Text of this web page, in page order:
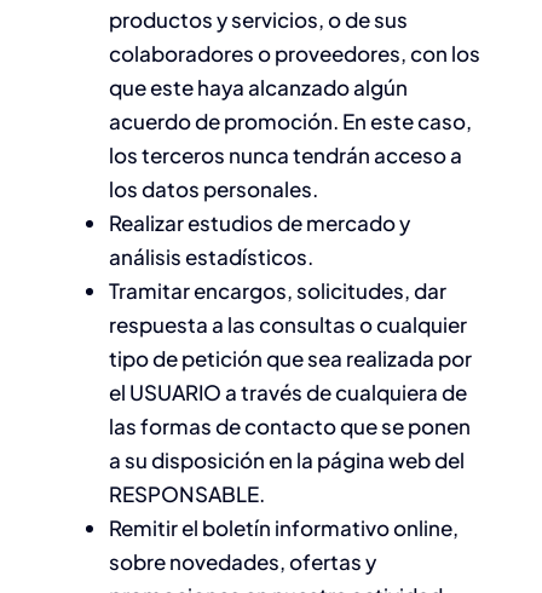
productos y servicios, o de sus
colaboradores o proveedores, con los
que este haya alcanzado algún
acuerdo de promoción. En este caso,
los terceros nunca tendrán acceso a
los datos personales.
Realizar estudios de mercado y
análisis estadísticos.
Tramitar encargos, solicitudes, dar
respuesta a las consultas o cualquier
tipo de petición que sea realizada por
el USUARIO a través de cualquiera de
las formas de contacto que se ponen
a su disposición en la página web del
RESPONSABLE.
Remitir el boletín informativo online,
sobre novedades, ofertas y